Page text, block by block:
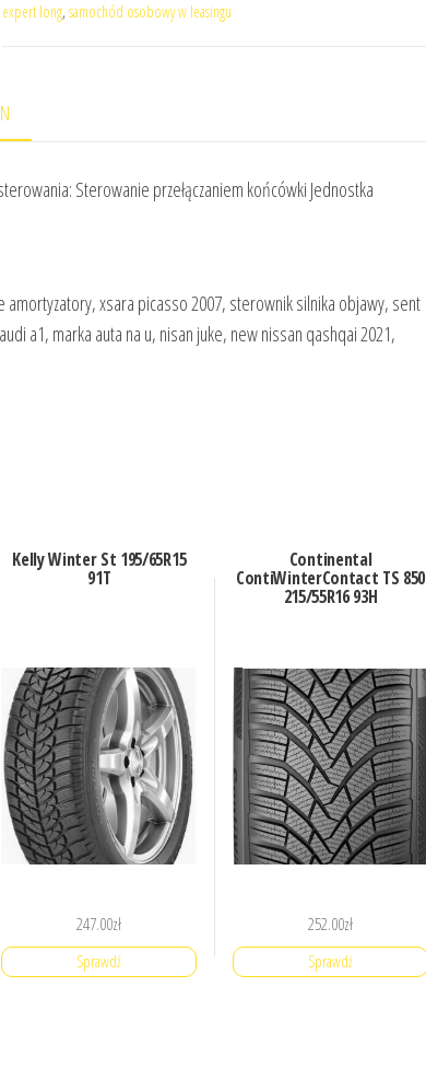
expert long, samochód osobowy w leasingu
Sterowanie przełączaniem końcówki Jednostka
xsara picasso 2007, sterownik silnika objawy, sent
a1, marka auta na u, nisan juke, new nissan qashqai 2021,
Kelly Winter St 195/65R15
91T
247.00zł
Sprawdź
Continental
ContiWinterContact TS 850
215/55R16 93H
252.00zł
Sprawdź